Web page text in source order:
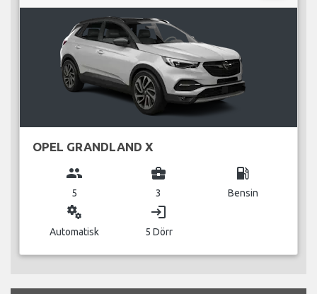
OPEL GRANDLAND X
group
5
business_center
3
local_gas_station
Bensin
miscellaneous_services
Automatisk
login
5 Dörr